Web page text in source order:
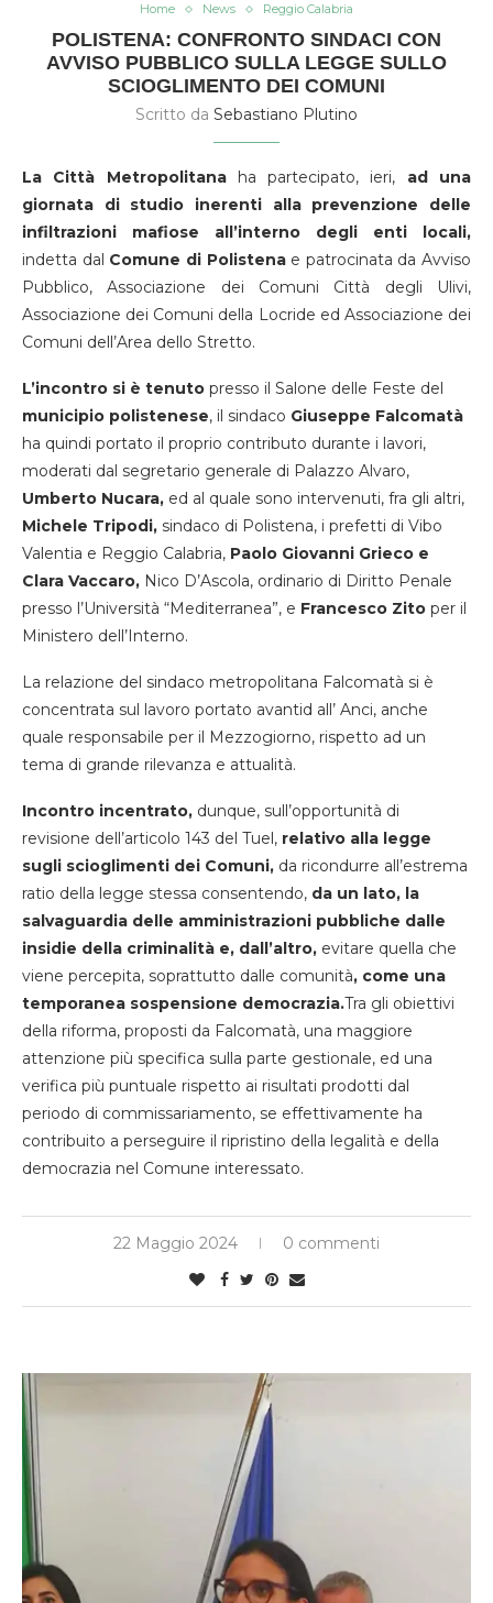
Home News Reggio Calabria
POLISTENA: CONFRONTO SINDACI CON
AVVISO PUBBLICO SULLA LEGGE SULLO
SCIOGLIMENTO DEI COMUNI
Scritto da Sebastiano Plutino
La Città Metropolitanaha partecipato, ieri, ad una
giornata di studio inerenti alla prevenzione delle
infiltrazioni mafiose all’interno degli enti locali,
indetta dal Comune di Polistenae patrocinata da Avviso
Pubblico, Associazione dei Comuni Città degli Ulivi,
Associazione dei Comuni della Locride ed Associazione dei
Comuni dell’Area dello Stretto.
L’incontro si è tenuto presso il Salone delle Feste del
municipio polistenese, il sindaco Giuseppe Falcomatà
ha quindi portato il proprio contributo durante i lavori,
moderati dal segretario generale di Palazzo Alvaro,
Umberto Nucara, ed al quale sono intervenuti, fra gli altri,
Michele Tripodi, sindaco di Polistena, i prefetti di Vibo
Valentia e Reggio Calabria, Paolo Giovanni Grieco e
Clara Vaccaro, Nico D’Ascola, ordinario di Diritto Penale
presso l’Università “Mediterranea”, e Francesco Zito per il
Ministero dell’Interno.
La relazione del sindaco metropolitana Falcomatà si è
concentrata sul lavoro portato avantid all’ Anci, anche
quale responsabile per il Mezzogiorno, rispetto ad un
tema di grande rilevanza e attualità.
Incontro incentrato, dunque, sull’opportunità di
revisione dell’articolo 143 del Tuel, relativo alla legge
sugli scioglimenti dei Comuni, da ricondurre all’estrema
ratio della legge stessa consentendo, da un lato, la
salvaguardia delle amministrazioni pubbliche dalle
insidie della criminalità e, dall’altro, evitare quella che
viene percepita, soprattutto dalle comunità, come una
temporanea sospensione democrazia.Tra gli obiettivi
della riforma, proposti da Falcomatà, una maggiore
attenzione più specifica sulla parte gestionale, ed una
verifica più puntuale rispetto ai risultati prodotti dal
periodo di commissariamento, se effettivamente ha
contribuito a perseguire il ripristino della legalità e della
democrazia nel Comune interessato.
22 Maggio 2024 0 commenti